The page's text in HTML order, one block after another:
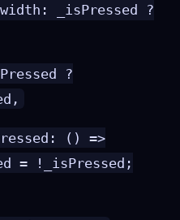
_isPressed ?
?
() =>
= !_isPressed;